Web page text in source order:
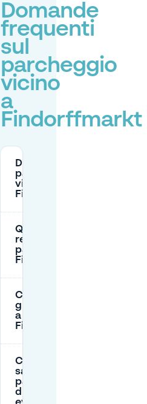
Domande
frequenti
sul
parcheggio
vicino
a
Findorffmarkt
Dove posso
parcheggiare
vicino a
Findorffmarkt?
Quali sono le
restrizioni di
parcheggio a
Findorffmarkt?
C'è parcheggio
gratuito vicino
a
Findorffmarkt?
Cosa devo
sapere sul
parcheggio
durante gli